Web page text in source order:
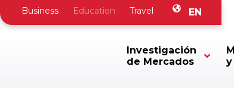
Business Education Travel EN
Investigación
de Mercados
y